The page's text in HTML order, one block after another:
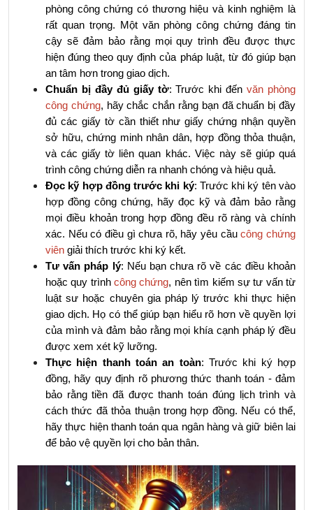
phòng công chứng có thương hiệu và kinh nghiệm là
rất quan trọng. Một văn phòng công chứng đáng tin
cậy sẽ đảm bảo rằng mọi quy trình đều được thực
hiện đúng theo quy định của pháp luật, từ đó giúp bạn
an tâm hơn trong giao dịch.
Chuẩn bị đầy đủ giấy tờ: Trước khi đến văn phòng
công chứng, hãy chắc chắn rằng bạn đã chuẩn bị đầy
đủ các giấy tờ cần thiết như giấy chứng nhận quyền
sở hữu, chứng minh nhân dân, hợp đồng thỏa thuận,
và các giấy tờ liên quan khác. Việc này sẽ giúp quá
trình công chứng diễn ra nhanh chóng và hiệu quả.
Đọc kỹ hợp đồng trước khi ký: Trước khi ký tên vào
hợp đồng công chứng, hãy đọc kỹ và đảm bảo rằng
mọi điều khoản trong hợp đồng đều rõ ràng và chính
xác. Nếu có điều gì chưa rõ, hãy yêu cầu công chứng
viên giải thích trước khi ký kết.
Tư vấn pháp lý: Nếu bạn chưa rõ về các điều khoản
hoặc quy trình công chứng, nên tìm kiếm sự tư vấn từ
luật sư hoặc chuyên gia pháp lý trước khi thực hiện
giao dịch. Họ có thể giúp bạn hiểu rõ hơn về quyền lợi
của mình và đảm bảo rằng mọi khía cạnh pháp lý đều
được xem xét kỹ lưỡng.
Thực hiện thanh toán an toàn: Trước khi ký hợp
đồng, hãy quy định rõ phương thức thanh toán - đảm
bảo rằng tiền đã được thanh toán đúng lịch trình và
cách thức đã thỏa thuận trong hợp đồng. Nếu có thể,
hãy thực hiện thanh toán qua ngân hàng và giữ biên lai
để bảo vệ quyền lợi cho bản thân.